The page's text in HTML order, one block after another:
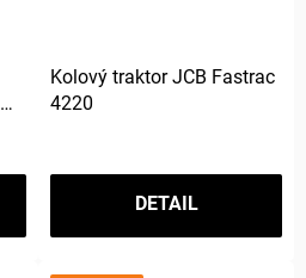
Kolový traktor JCB Fastrac
4220
DETAIL